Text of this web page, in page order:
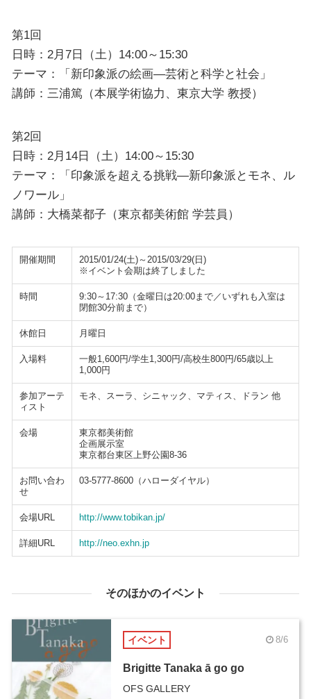
第1回
日時：2月7日（土）14:00～15:30
テーマ：「新印象派の絵画―芸術と科学と社会」
講師：三浦篤（本展学術協力、東京大学 教授）
第2回
日時：2月14日（土）14:00～15:30
テーマ：「印象派を超える挑戦―新印象派とモネ、ル
ノワール」
講師：大橋菜都子（東京都美術館 学芸員）
開催期間
2015/01/24(土)～2015/03/29(日)
※イベント会期は終了しました
時間
9:30～17:30（金曜日は20:00まで／いずれも入室は
閉館30分前まで）
休館日 月曜日
入場料
一般1,600円/学生1,300円/高校生800円/65歳以上
1,000円
参加アーテ
ィスト
モネ、スーラ、シニャック、マティス、ドラン 他
会場
東京都美術館
企画展示室
東京都台東区上野公園8-36
お問い合わ
せ
03-5777-8600（ハローダイヤル）
会場URL http://www.tobikan.jp/
詳細URL http://neo.exhn.jp
そのほかのイベント
イベント 8/6
Brigitte Tanaka ā go go
OFS GALLERY